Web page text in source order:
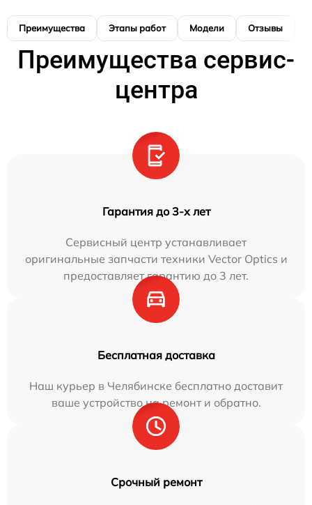
Преимущества Этапы работ Модели Отзывы
Преимущества сервис-
центра
Гарантия до 3-х лет
Сервисный центр устанавливает
оригинальные запчасти техники Vector Optics и
предоставляет гарантию до 3 лет.
Бесплатная доставка
Наш курьер в Челябинске бесплатно доставит
ваше устройство на ремонт и обратно.
Срочный ремонт